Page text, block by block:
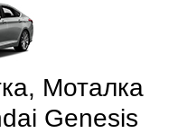
Моталка
Genesis